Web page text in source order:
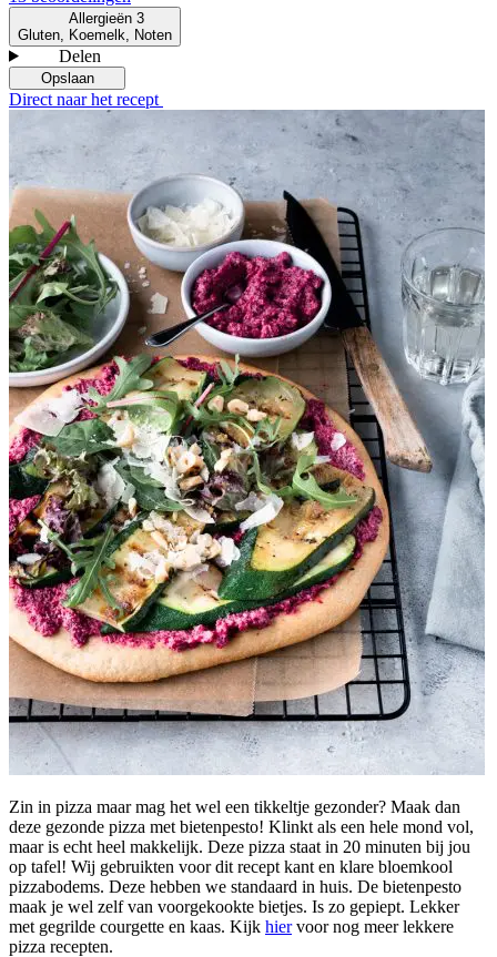
Allergieën 3
Gluten, Koemelk, Noten
Delen
Opslaan
Direct naar het recept
Zin in pizza maar mag het wel een tikkeltje gezonder? Maak dan
deze gezonde pizza met bietenpesto! Klinkt als een hele mond vol,
maar is echt heel makkelijk. Deze pizza staat in 20 minuten bij jou
op tafel! Wij gebruikten voor dit recept kant en klare bloemkool
pizzabodems. Deze hebben we standaard in huis. De bietenpesto
maak je wel zelf van voorgekookte bietjes. Is zo gepiept. Lekker
met gegrilde courgette en kaas. Kijk hiervoor nog meer lekkere
pizza recepten.